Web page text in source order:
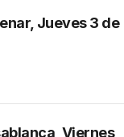
Jueves 3 de
Viernes